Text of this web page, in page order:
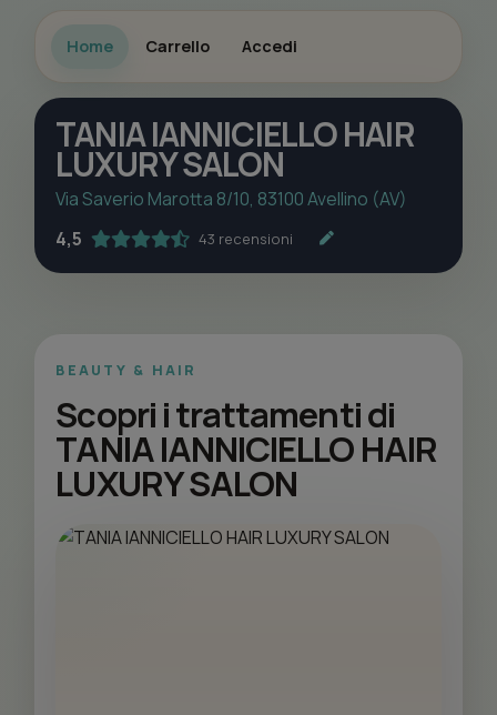
Home Carrello Accedi
TANIA IANNICIELLO HAIR
LUXURY SALON
Via Saverio Marotta 8/10, 83100 Avellino (AV)
4,5
43 recensioni
BEAUTY & HAIR
Scopri i trattamenti di
TANIA IANNICIELLO HAIR
LUXURY SALON